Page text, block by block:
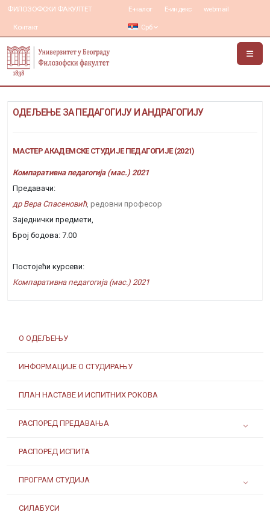
ФИЛОЗОФСКИ ФАКУЛТЕТ
Контакт
Е-налог Е-индекс webmail
Срб
О ОДЕЉЕЊУ
ИНФОРМАЦИЈЕ О СТУДИРАЊУ
ПЛАН НАСТАВЕ И ИСПИТНИХ РОКОВА
РАСПОРЕД ПРЕДАВАЊА
РАСПОРЕД ИСПИТА
ПРОГРАМ СТУДИЈА
СИЛАБУСИ
ОДЕЉЕЊЕ ЗА ПЕДАГОГИЈУ И АНДРАГОГИЈУ
МАСТЕР АКАДЕМСКЕ СТУДИЈЕ ПЕДАГОГИЈЕ (2021)
Компаративна педагогија (мас.) 2021
Предавачи:
др Вера Спасеновић, редовни професор
Заједнички предмети,
Број бодова: 7.00
Постојећи курсеви:
Компаративна педагогија (мас.) 2021